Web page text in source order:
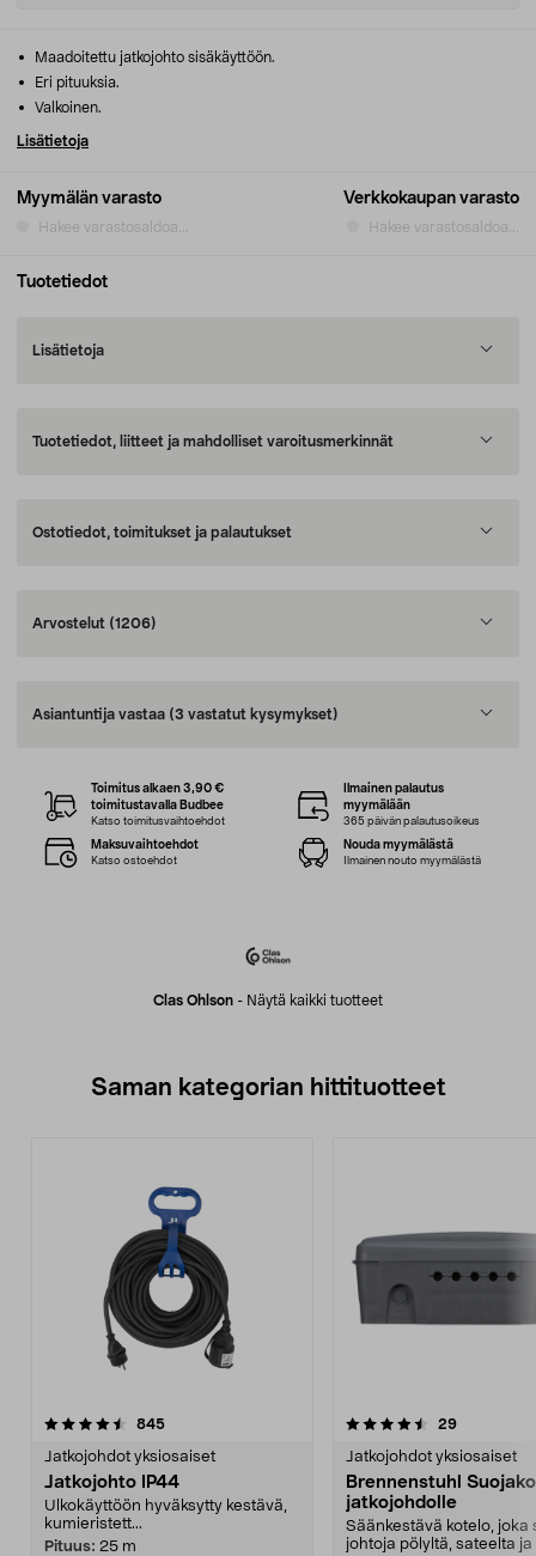
Myymälän varasto
Hakee varastosaldoa...
Verkkokaupan varasto
Hakee varastosaldoa...
Maadoitettu jatkojohto sisäkäyttöön.
Eri pituuksia.
Valkoinen.
Lisätietoja
Tuotetiedot
Lisätietoja
Tuotetiedot, liitteet ja mahdolliset varoitusmerkinnät
Ostotiedot, toimitukset ja palautukset
Arvostelut (1206)
Asiantuntija vastaa (3 vastatut kysymykset)
Clas Ohlson - Näytä kaikki tuotteet
Toimitus alkaen 3,90 €
toimitustavalla Budbee
Katso toimitusvaihtoehdot
Ilmainen palautus
myymälään
365 päivän palautusoikeus
Maksuvaihtoehdot
Katso ostoehdot
Nouda myymälästä
Ilmainen nouto myymälästä
Saman kategorian hittituotteet
845arvostelut
Jatkojohdot yksiosaiset
Jatkojohto IP44
Ulkokäyttöön hyväksytty kestävä,
kumieristett...
Pituus: 25 m
4.5 viidestä
29arvostelut
Jatkojohdot yksiosaiset
Brennenstuhl
jatkojohdolle
Säänkestävä kotelo, joka
johtoja pölyltä, sateelta ja
4.5 viidestä